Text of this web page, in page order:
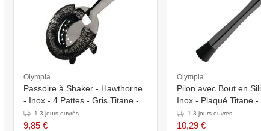
Olympia
Passoire à Shaker - Hawthorne
- Inox - 4 Pattes - Gris Titane -
103x137mm
1-3 jours ouvrés
9,85 €
Olympia
Pilon avec Bout en
Inox - Plaqué Titane -
Ø34x212mm
1-3 jours ouvrés
10,29 €